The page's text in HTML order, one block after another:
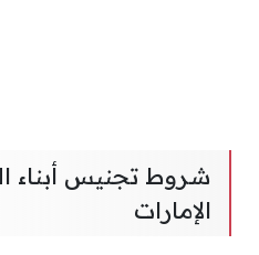
شروط تجنيس أبناء
الإمارات